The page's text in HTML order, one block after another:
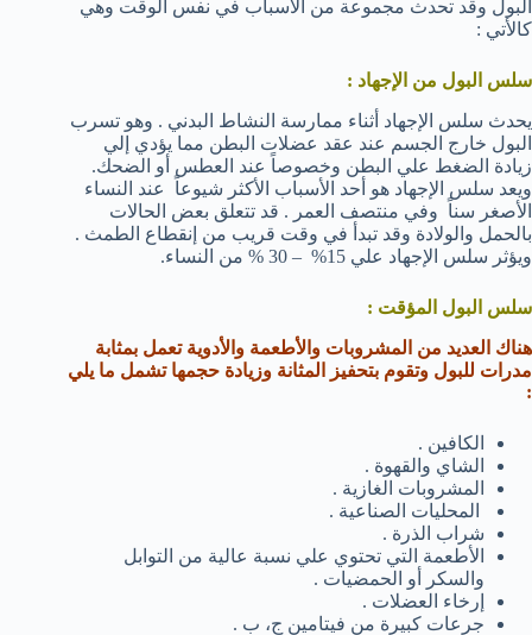
البول وقد تحدث مجموعة من الأسباب في نفس الوقت وهي
كالأتي :
سلس البول من الإجهاد :
يحدث سلس الإجهاد أثناء ممارسة النشاط البدني . وهو تسرب
البول خارج الجسم عند عقد عضلات البطن مما يؤدي إلي
زيادة الضغط علي البطن وخصوصاً عند العطس أو الضحك.
ويعد سلس الإجهاد هو أحد الأسباب الأكثر شيوعاً عند النساء
الأصغر سناً وفي منتصف العمر . قد تتعلق بعض الحالات
بالحمل والولادة وقد تبدأ في وقت قريب من إنقطاع الطمث .
ويؤثر سلس الإجهاد علي 15% – 30 % من النساء.
سلس البول المؤقت :
هناك العديد من المشروبات والأطعمة والأدوية تعمل بمثابة
مدرات للبول وتقوم بتحفيز المثانة وزيادة حجمها تشمل ما يلي
:
الكافين .
الشاي والقهوة .
المشروبات الغازية .
المحليات الصناعية .
شراب الذرة .
الأطعمة التي تحتوي علي نسبة عالية من التوابل
والسكر أو الحمضيات .
إرخاء العضلات .
جرعات كبيرة من فيتامين ج، ب .